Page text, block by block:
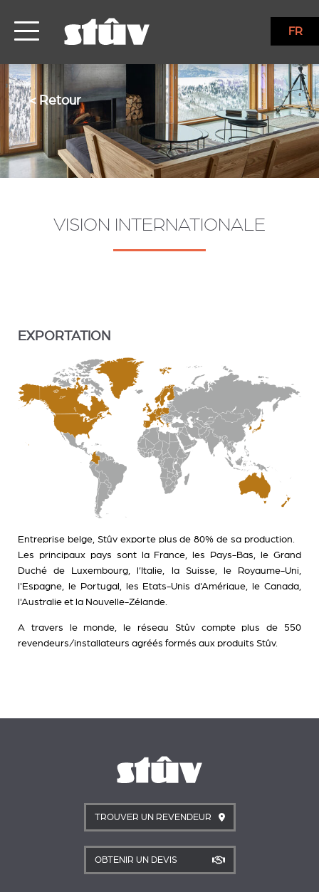
FR
< Retour
VISION INTERNATIONALE
EXPORTATION
Entreprise belge, Stûv exporte plus de 80% de sa production.
Les principaux pays sont la France, les Pays-Bas, le Grand
Duché de Luxembourg, l’Italie, la Suisse, le Royaume-Uni,
l'Espagne, le Portugal, les Etats-Unis d'Amérique, le Canada,
l'Australie et la Nouvelle-Zélande.
A travers le monde, le réseau Stûv compte plus de 550
revendeurs/installateurs agréés formés aux produits Stûv.
TROUVER UN REVENDEUR
OBTENIR UN DEVIS